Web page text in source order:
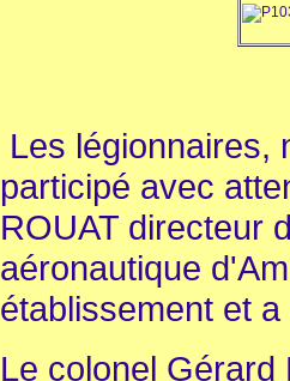
Les légionnaires,
participé avec
ROUAT directeur
aéronautique
établissement et
Le colonel